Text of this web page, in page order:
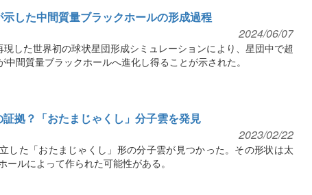
した中間質量ブラックホールの形成過程
2024/06/07
した世界初の球状星団形成シミュレーションにより、星団中で超
間質量ブラックホールへ進化し得ることが示された。
拠？「おたまじゃくし」分子雲を発見
2023/02/22
した「おたまじゃくし」形の分子雲が見つかった。その形状は太
ルによって作られた可能性がある。